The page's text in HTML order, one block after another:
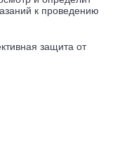
к проведению
защита от